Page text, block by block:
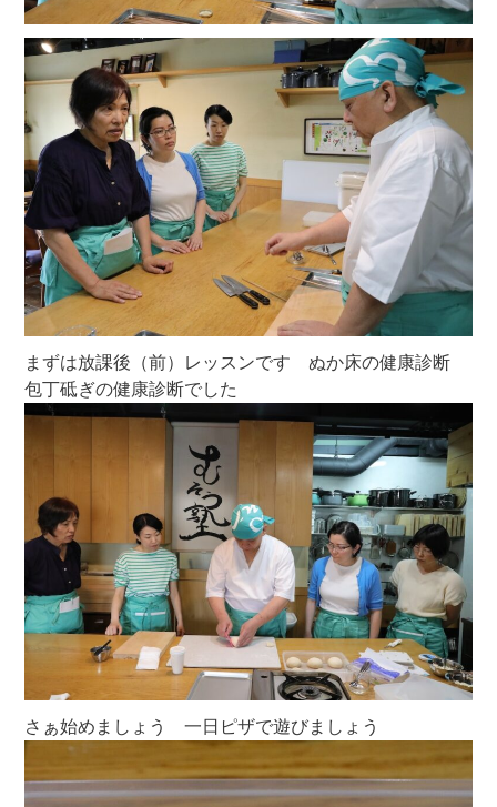
まずは放課後（前）レッスンです ぬか床の健康診断
包丁砥ぎの健康診断でした
さぁ始めましょう 一日ピザで遊びましょう